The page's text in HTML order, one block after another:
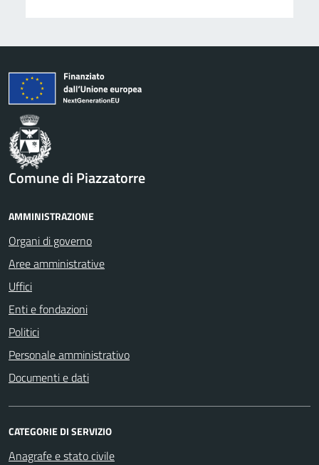
Comune di Piazzatorre
AMMINISTRAZIONE
Organi di governo
Aree amministrative
Uffici
Enti e fondazioni
Politici
Personale amministrativo
Documenti e dati
CATEGORIE DI SERVIZIO
Anagrafe e stato civile